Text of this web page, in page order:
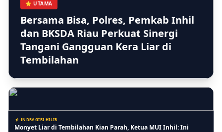
⭐ UTAMA
Bersama Bisa, Polres, Pemkab Inhil
dan BKSDA Riau Perkuat Sinergi
Tangani Gangguan Kera Liar di
Tembilahan
itu dan Kita Evaluasi
⚡ PENDIDIKAN
PKBM Melati Indah Sosialisasikan Gerakan Stop Bullying untuk
⚡ INDRAGIRI HILIR
Monyet Liar di Tembilahan Kian Parah, Ketua MUI Inhil: Ini